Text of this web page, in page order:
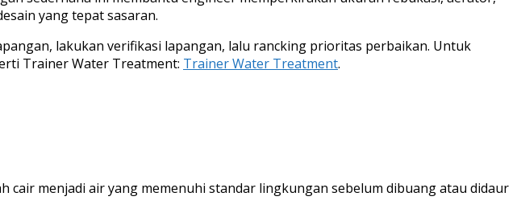
yang tepat sasaran.
lakukan verifikasi lapangan, lalu rancking prioritas perbaikan. Untuk
Trainer Water Treatment: Trainer Water Treatment.
cair menjadi air yang memenuhi standar lingkungan sebelum dibuang atau didaur